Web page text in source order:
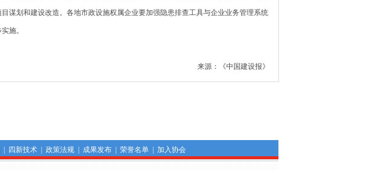
谋划和建设改造。各地市政设施权属企业要加强隐患排查工具与企业业务管理系统
施。
来源：《中国建设报》
四新技术| 政策法规| 成果发布| 荣誉名单| 加入协会